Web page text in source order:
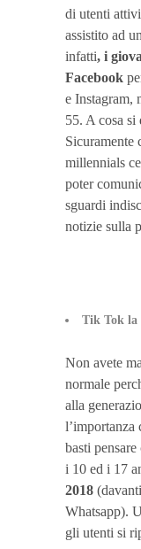
di utenti
assistito ad
infatti, i
Facebook
e Instagram,
55. A cosa si
Sicuramente
millennials
poter
sguardi
notizie sulla
Tik Tok la
Non avete
normale
alla
l’importanza
basti
i 10 ed i 17
2018
Whatsapp).
gli utenti si